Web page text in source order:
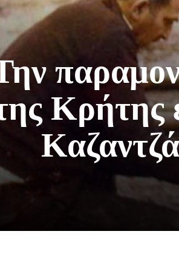
Κρήτης